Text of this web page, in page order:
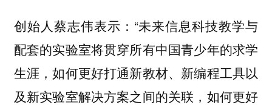
创始人蔡志伟表示：“未来信息科技教学与
配套的实验室将贯穿所有中国青少年的求学
生涯，如何更好打通新教材、新编程工具以
及新实验室解决方案之间的关联，如何更好